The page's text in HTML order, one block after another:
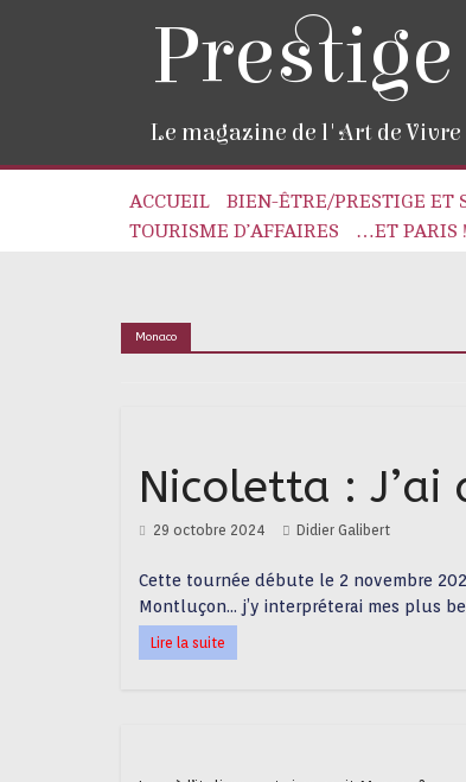
Le magazine de l'Art de Vivre
ACCUEIL BIEN-ÊTRE/PRESTIGE ET
TOURISME D’AFFAIRES
…ET PARIS !
Monaco
Nicoletta : J’ai
29 octobre 2024 Didier Galibert
Cette tournée débute le 2 novembre
Montluçon… j’y interpréterai mes plus
Lire la suite